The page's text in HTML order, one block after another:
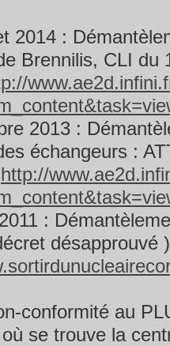
2014 :
Brennilis, CLI du
2013 :
échangeurs :
http://
:
désapprouvé )
conformité au
se trouve la